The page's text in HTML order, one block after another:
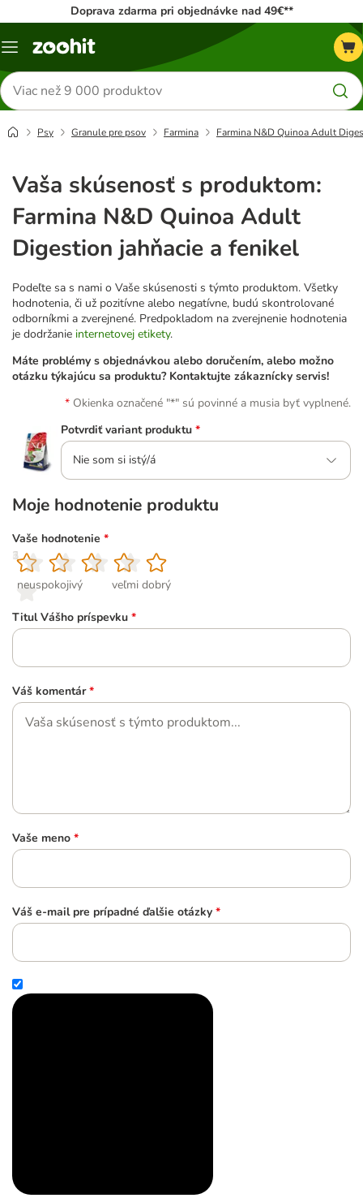
Doprava zdarma pri objednávke nad 49€**
Kategórie
Hľadať
produkty
Psy Granule pre psov Farmina Farmina N&D Quinoa Adult
Vaša skúsenosť s produktom:
Farmina N&D Quinoa Adult
Digestion jahňacie a fenikel
Podeľte sa s nami o Vaše skúsenosti s týmto produktom. Všetky
hodnotenia, či už pozitívne alebo negatívne, budú skontrolované
odborníkmi a zverejnené. Predpokladom na zverejnenie hodnotenia
je dodržanie internetovej etikety.
Máte problémy s objednávkou alebo doručením, alebo možno
otázku týkajúcu sa produktu? Kontaktujte zákaznícky servis!
Okienka označené "*" sú povinné a musia byť vyplnené.
Potvrdiť variant produktu *
Nie som si istý/á
Moje hodnotenie produktu
Vaše hodnotenie *
1
neuspokojivý
2
3
4
5
veľmi dobrý
Titul Vášho príspevku *
Váš komentár *
Vaše meno *
Váš e-mail pre prípadné ďalšie otázky *